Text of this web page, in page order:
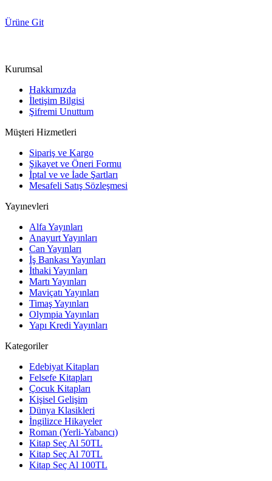
Ürüne Git
Kurumsal
Hakkımızda
İletişim Bilgisi
Şifremi Unuttum
Müşteri Hizmetleri
Sipariş ve Kargo
Şikayet ve Öneri Formu
İptal ve ve İade Şartları
Mesafeli Satış Sözleşmesi
Yayınevleri
Alfa Yayınları
Anayurt Yayınları
Can Yayınları
İş Bankası Yayınları
İthaki Yayınları
Martı Yayınları
Maviçatı Yayınları
Timaş Yayınları
Olympia Yayınları
Yapı Kredi Yayınları
Kategoriler
Edebiyat Kitapları
Felsefe Kitapları
Çocuk Kitapları
Kişisel Gelişim
Dünya Klasikleri
İngilizce Hikayeler
Roman (Yerli-Yabancı)
Kitap Seç Al 50TL
Kitap Seç Al 70TL
Kitap Seç Al 100TL